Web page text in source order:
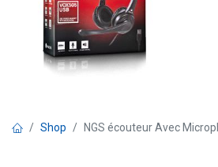
Shop NGS écouteur Avec